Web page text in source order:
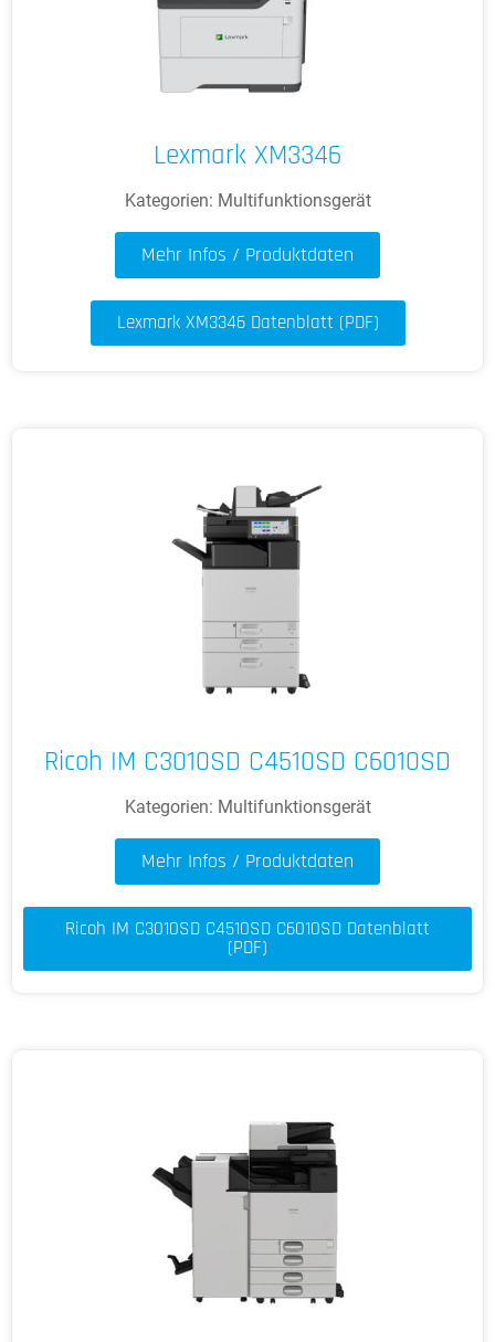
Lexmark XM3346
Kategorien: Multifunktionsgerät
Mehr Infos / Produktdaten
Lexmark XM3346 Datenblatt (PDF)
Ricoh IM C3010SD C4510SD C6010SD
Kategorien: Multifunktionsgerät
Mehr Infos / Produktdaten
Ricoh IM C3010SD C4510SD C6010SD Datenblatt
(PDF)